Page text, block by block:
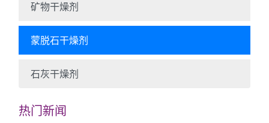
矿物干燥剂
蒙脱石干燥剂
石灰干燥剂
热门新闻